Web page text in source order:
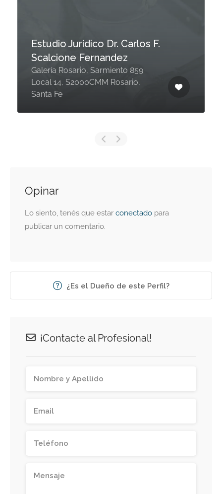
Estudio Jurídico Dr. Carlos F.
Scalcione Fernandez
Galería Rosario, Sarmiento 859
Local 14, S2000CMM Rosario,
Santa Fe
Opinar
Lo siento, tenés que estar conectado para
publicar un comentario.
¿Es el Dueño de este Perfil?
¡Contacte al Profesional!